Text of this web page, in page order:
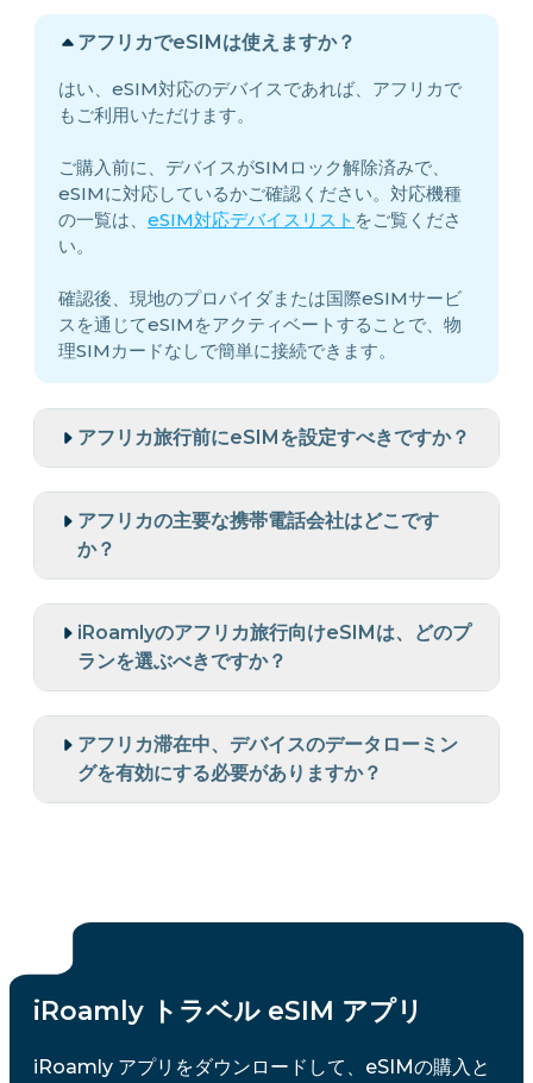
アフリカでeSIMは使えますか？
はい、eSIM対応のデバイスであれば、アフリカで
もご利用いただけます。
ご購入前に、デバイスがSIMロック解除済みで、
eSIMに対応しているかご確認ください。対応機種
の一覧は、 eSIM対応デバイスリスト をご覧くださ
い。
確認後、現地のプロバイダまたは国際eSIMサービ
スを通じてeSIMをアクティベートすることで、物
理SIMカードなしで簡単に接続できます。
アフリカ旅行前にeSIMを設定すべきですか？
アフリカの主要な携帯電話会社はどこです
か？
iRoamlyのアフリカ旅行向けeSIMは、どのプ
ランを選ぶべきですか？
アフリカ滞在中、デバイスのデータローミン
グを有効にする必要がありますか？
iRoamly トラベル eSIM アプリ
iRoamly アプリをダウンロードして、eSIMの購入と